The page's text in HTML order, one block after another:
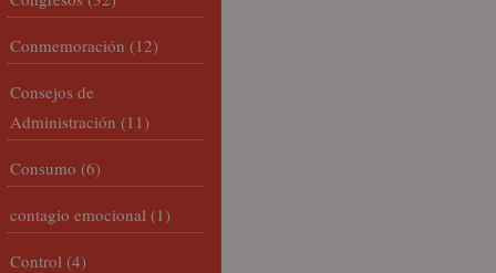
Conmemoración (12)
Consejos de
Administración (11)
Consumo (6)
contagio emocional (1)
Control (4)